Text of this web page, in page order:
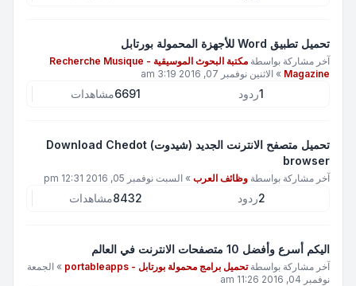
تحميل تطبيق Word للأجهزة المحمولة بورتابل
آخر مشاركة بواسطة
مكتبة البحوث الموسيقية - Recherche Musique
Magazine
» الاثنين نوفمبر 07, 2016 3:19 am
1ردود 6691مشاهدات
تحميل متصفح الانترنت الجديد (شيدوت) Download Chedot
browser
آخر مشاركة بواسطة وظائف العرب » السبت نوفمبر 05, 2016 12:31 pm
2ردود 8432مشاهدات
اليكم أسرع وأفضل 10 متصفحات الانترنت في العالم
آخر مشاركة بواسطةتحميل برامج محمولة بورتابل - portableapps » الجمعة
نوفمبر 04, 2016 11:26 am